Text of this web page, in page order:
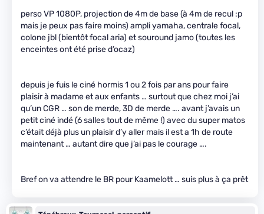
perso VP 1080P, projection de 4m de base (à 4m de recul :p
mais je peux pas faire moins) ampli yamaha, centrale focal,
colone jbl (bientôt focal aria) et souround jamo (toutes les
enceintes ont été prise d’ocaz)
depuis je fuis le ciné hormis 1 ou 2 fois par ans pour faire
plaisir à madame et aux enfants … surtout que chez moi j’ai
qu’un CGR … son de merde, 3D de merde …. avant j’avais un
petit ciné indé (6 salles tout de même !) avec du super matos
c’était déjà plus un plaisir d’y aller mais il est a 1h de route
maintenant … autant dire que j’ai pas le courage ….
Bref on va attendre le BR pour Kaamelott … suis plus à ça prêt